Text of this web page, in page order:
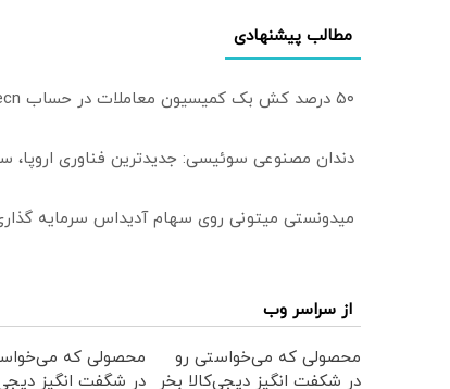
مطالب پیشنهادی
۵۰ درصد کش بک کمیسیون معاملات در حساب ecn بروکر اینوسلو
دندان مصنوعی سوئیسی: جدیدترین فناوری
میدونستی میتونی روی سهام آدیداس سرمایه
از سراسر وب
محصولی که می‌خواستی رو
در شکفت انگیز دیجی‌کالا بخر
محصولی که
در شگفت انگیز